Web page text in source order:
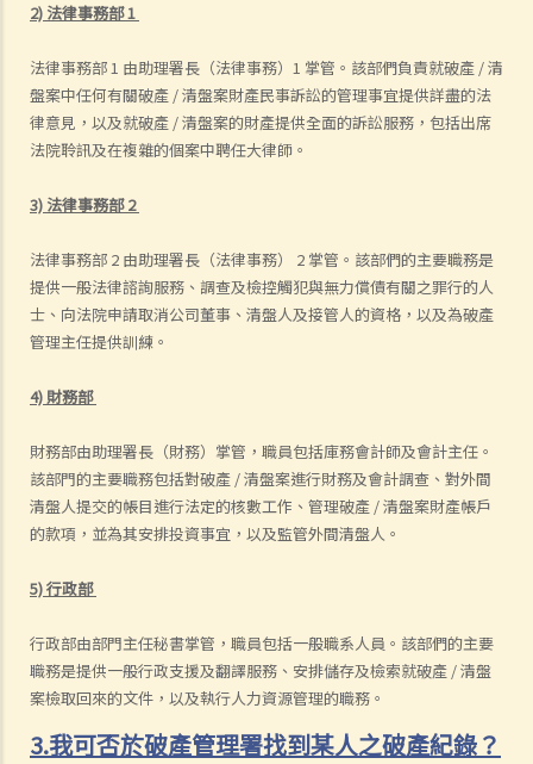
2) 法律事務部 1
法律事務部 1 由助理署長（法律事務）1 掌管。該部們負責就破產 / 清
盤案中任何有關破產 / 清盤案財產民事訴訟的管理事宜提供詳盡的法
律意見，以及就破產 / 清盤案的財產提供全面的訴訟服務，包括出席
法院聆訊及在複雜的個案中聘任大律師。
3) 法律事務部 2
法律事務部 2 由助理署長（法律事務） 2 掌管。該部們的主要職務是
提供一般法律諮詢服務、調查及檢控觸犯與無力償債有關之罪行的人
士、向法院申請取消公司董事、清盤人及接管人的資格，以及為破產
管理主任提供訓練。
4) 財務部
財務部由助理署長（財務）掌管，職員包括庫務會計師及會計主任。
該部門的主要職務包括對破產 / 清盤案進行財務及會計調查、對外間
清盤人提交的帳目進行法定的核數工作、管理破產 / 清盤案財產帳戶
的款項，並為其安排投資事宜，以及監管外間清盤人。
5) 行政部
行政部由部門主任秘書掌管，職員包括一般職系人員。該部們的主要
職務是提供一般行政支援及翻譯服務、安排儲存及檢索就破產 / 清盤
案檢取回來的文件，以及執行人力資源管理的職務。
3.我可否於破產管理署找到某人之破產紀錄？